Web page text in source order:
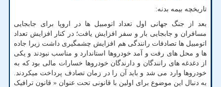
تاریخچه بیمه بدنه:
بعد از جنگ جهانی اول تعداد اتومبیل ها در اروپا برای جابجایی
مسافران و جابجایی بار و سفر افزایش یافت؛ در کنار افزایش تعداد
اتومبیل ها تصادفات رانندگی هم افزایش چشمگیری داشت زیرا جاده
ها و محل های رفت و آمد خودروها استاندارد و مناسب نبودند و یکی
از دغدغه های رانندگان و دارندگان خودروها خسارات مالی بود که به
خودروها وارد می شد و باید آن را در زمان تصادف پرداخت میکردند.
به دنبال این موضوع برای اولین با قانونی تحت عنوان « قانون ترافیک